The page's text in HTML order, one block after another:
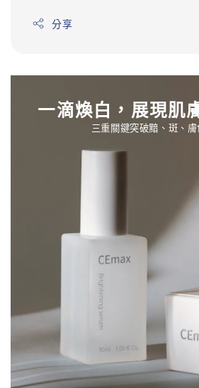
分享
一滴煥白，展現肌
三重關鍵突破黯、斑、